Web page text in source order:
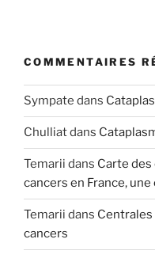
COMMENTAIRES
Sympate dans
Chulliatdans
Temarii dans Carte
cancers en France,
Temarii dans
cancers